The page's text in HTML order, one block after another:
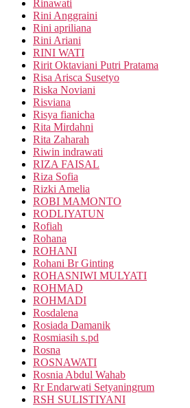
Rinawati
Rini Anggraini
Rini apriliana
Rini Ariani
RINI WATI
Ririt Oktaviani Putri Pratama
Risa Arisca Susetyo
Riska Noviani
Risviana
Risya fianicha
Rita Mirdahni
Rita Zaharah
Riwin indrawati
RIZA FAISAL
Riza Sofia
Rizki Amelia
ROBI MAMONTO
RODLIYATUN
Rofiah
Rohana
ROHANI
Rohani Br Ginting
ROHASNIWI MULYATI
ROHMAD
ROHMADI
Rosdalena
Rosiada Damanik
Rosmiasih s.pd
Rosna
ROSNAWATI
Rosnia Abdul Wahab
Rr Endarwati Setyaningrum
RSH SULISTIYANI